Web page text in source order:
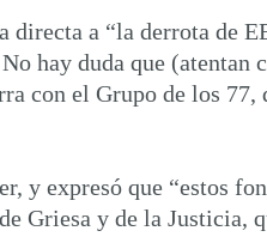
a “la derrota de
hay duda que (atentan
con el Grupo de los
y expresó que “estos
Griesa y de la Justicia,